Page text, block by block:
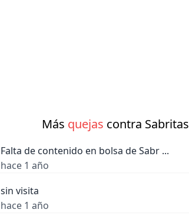
Más quejas contra Sabritas
Falta de contenido en bolsa de Sabr ...
hace 1 año
sin visita
hace 1 año